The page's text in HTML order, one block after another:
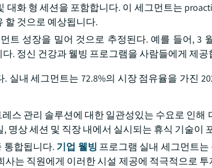
화 형 세션을 포함합니다. 이 세그먼트는
할 것으로 예상됩니다.
성장을 밀어 것으로 추정된다. 예를 들어, 3
. 정신 건강과 웰빙 프로그램을 사람들에게 제공
내 세그먼트는 72.8%의 시장 점유율을 가진
스 관리 솔루션에 대한 일관성있는 수요로 인해
명상 세션 및 직장 내에서 실시되는 휴식 기술이
통합됩니다. 기업 웰빙 프로그램 실내 세그먼트
는 직원에게 이러한 시설 제공에 적극적으로